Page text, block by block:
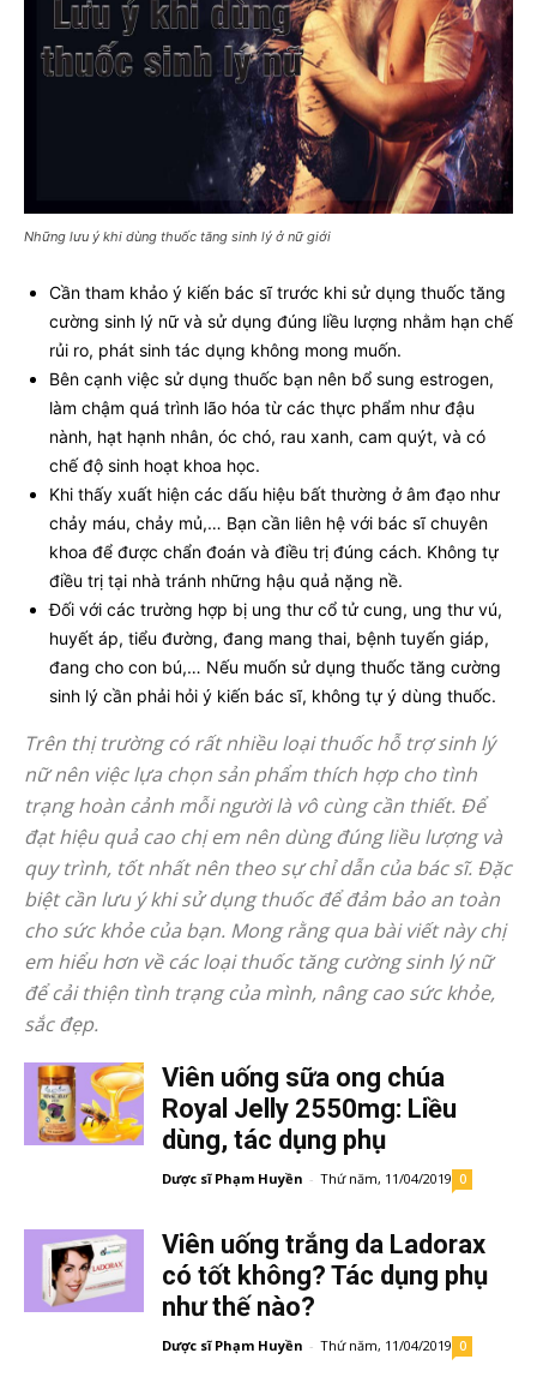
Những lưu ý khi dùng thuốc tăng sinh lý ở nữ giới
Cần tham khảo ý kiến bác sĩ trước khi sử dụng thuốc tăng
cường sinh lý nữ và sử dụng đúng liều lượng nhằm hạn chế
rủi ro, phát sinh tác dụng không mong muốn.
Bên cạnh việc sử dụng thuốc bạn nên bổ sung estrogen,
làm chậm quá trình lão hóa từ các thực phẩm như đậu
nành, hạt hạnh nhân, óc chó, rau xanh, cam quýt, và có
chế độ sinh hoạt khoa học.
Khi thấy xuất hiện các dấu hiệu bất thường ở âm đạo như
chảy máu, chảy mủ,… Bạn cần liên hệ với bác sĩ chuyên
khoa để được chẩn đoán và điều trị đúng cách. Không tự
điều trị tại nhà tránh những hậu quả nặng nề.
Đối với các trường hợp bị ung thư cổ tử cung, ung thư vú,
huyết áp, tiểu đường, đang mang thai, bệnh tuyến giáp,
đang cho con bú,… Nếu muốn sử dụng thuốc tăng cường
sinh lý cần phải hỏi ý kiến bác sĩ, không tự ý dùng thuốc.
Trên thị trường có rất nhiều loại thuốc hỗ trợ sinh lý
nữ nên việc lựa chọn sản phẩm thích hợp cho tình
trạng hoàn cảnh mỗi người là vô cùng cần thiết. Để
đạt hiệu quả cao chị em nên dùng đúng liều lượng và
quy trình, tốt nhất nên theo sự chỉ dẫn của bác sĩ. Đặc
biệt cần lưu ý khi sử dụng thuốc để đảm bảo an toàn
cho sức khỏe của bạn. Mong rằng qua bài viết này chị
em hiểu hơn về các loại thuốc tăng cường sinh lý nữ
để cải thiện tình trạng của mình, nâng cao sức khỏe,
sắc đẹp.
Viên uống sữa ong chúa
Royal Jelly 2550mg: Liều
dùng, tác dụng phụ
Dược sĩ Phạm Huyền - Thứ năm, 11/04/2019 0
Viên uống trắng da Ladorax
có tốt không? Tác dụng phụ
như thế nào?
Dược sĩ Phạm Huyền - Thứ năm, 11/04/2019 0